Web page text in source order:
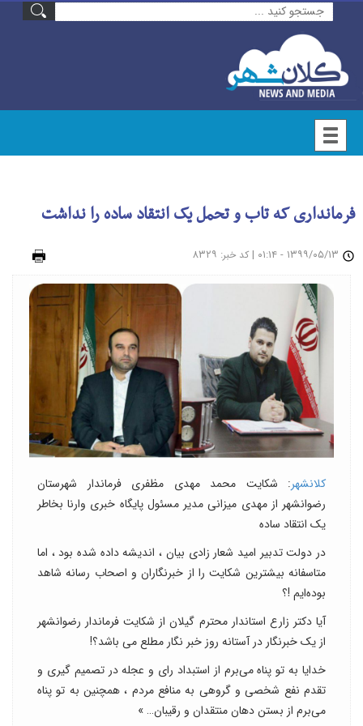
فرمانداری که تاب و تحمل یک انتقاد ساده را نداشت
| کد خبر: ۸۳۲۹
کلانشهر: شکایت محمد مهدی مظفری فرماندار شهرستان
رضوانشهر از مهدی میزانی مدیر مسئول پایگاه خبری وارنا بخاطر
یک انتقاد ساده
در دولت تدبیر امید شعار زادی بیان ، اندیشه داده شده بود ، اما
متاسفانه بیشترین شکایت را از خبرنگاران و اصحاب رسانه شاهد
بوده‌ایم !؟
آیا دکتر زارع استاندار محترم گیلان از شکایت فرماندار رضوانشهر
از یک خبرنگار در آستانه روز خبر نگار مطلع می باشد؟!
خدایا به تو پناه می‌برم از استبداد رای و عجله در تصمیم گیری و
تقدم نفع شخصی و گروهی به منافع مردم ، همچنین به تو پناه
می‌برم از بستن دهان منتقدان و رقیبان… »